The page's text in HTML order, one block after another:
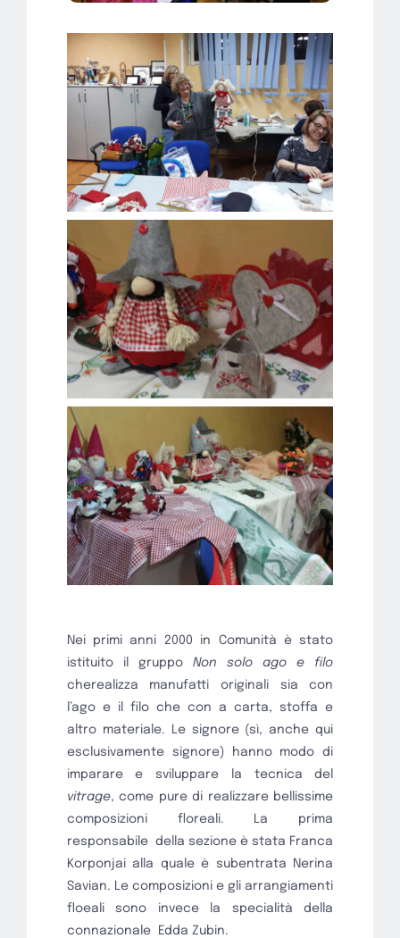
Nei primi anni 2000 in Comunità è stato
istituito il gruppo Non solo ago e filo
cherealizza manufatti originali sia con
l’ago e il filo che con a carta, stoffa e
altro materiale. Le signore (sì, anche qui
esclusivamente signore) hanno modo di
imparare e sviluppare la tecnica del
vitrage, come pure di realizzare bellissime
composizioni floreali. La prima
responsabile della sezione è stata Franca
Korponjai alla quale è subentrata Nerina
Savian. Le composizioni e gli arrangiamenti
floeali sono invece la specialità della
connazionale
Edda Zubin.